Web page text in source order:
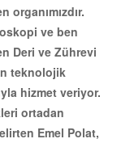
ve ben
Deri ve Zührevi
teknolojik
hizmet veriyor.
ortadan
Emel Polat,